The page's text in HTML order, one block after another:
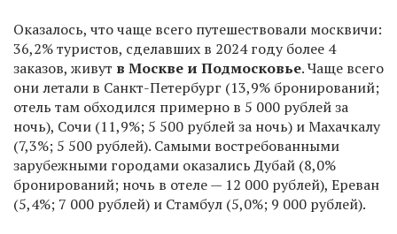
Оказалось, что чаще всего путешествовали москвичи:
36,2% туристов, сделавших в 2024 году более 4
заказов, живут в Москве и Подмосковье. Чаще всего
они летали в Санкт-Петербург (13,9% бронирований;
отель там обходился примерно в 5 000 рублей за
ночь), Сочи (11,9%; 5 500 рублей за ночь) и Махачкалу
(7,3%; 5 500 рублей). Самыми востребованными
зарубежными городами оказались Дубай (8,0%
бронирований; ночь в отеле — 12 000 рублей), Ереван
(5,4%; 7 000 рублей) и Стамбул (5,0%; 9 000 рублей).